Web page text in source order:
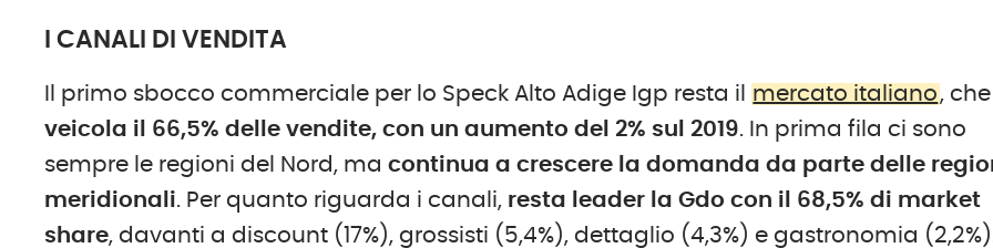
I CANALI DI VENDITA
Il primo sbocco commerciale per lo Speck Alto Adige Igp resta il mercato italiano , che
veicola il 66,5% delle vendite, con un aumento del 2% sul 2019. In prima fila ci sono
sempre le regioni del Nord, macontinua a crescere la domanda da parte delle
meridionali. Per quanto riguarda i canali, resta leader la Gdo con il 68,5% di market
share, davanti a discount (17%), grossisti (5,4%), dettaglio (4,3%) e gastronomia